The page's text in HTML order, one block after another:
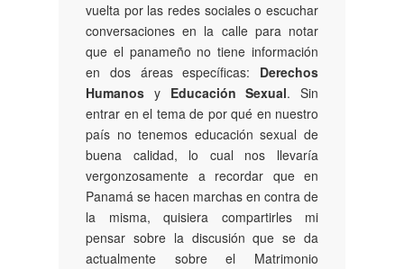
vuelta por las redes sociales o escuchar
conversaciones en la calle para notar
que el panameño no tiene información
en dos áreas específicas: Derechos
Humanos y Educación Sexual. Sin
entrar en el tema de por qué en nuestro
país no tenemos educación sexual de
buena calidad, lo cual nos llevaría
vergonzosamente a recordar que en
Panamá se hacen marchas en contra de
la misma, quisiera compartirles mi
pensar sobre la discusión que se da
actualmente sobre el Matrimonio